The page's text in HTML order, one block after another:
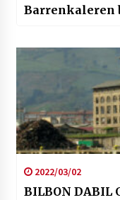
Barrenkaleren
2022/03/02
BILBON DABIL